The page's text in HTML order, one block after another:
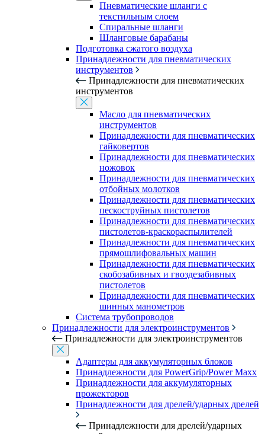
Пневматические шланги с
текстильным слоем
Спиральные шланги
Шланговые барабаны
Подготовка сжатого воздуха
Принадлежности для пневматических
инструментов
Принадлежности для пневматических
инструментов
Масло для пневматических
инструментов
Принадлежности для пневматических
гайковертов
Принадлежности для пневматических
ножовок
Принадлежности для пневматических
отбойных молотков
Принадлежности для пневматических
пескоструйных пистолетов
Принадлежности для пневматических
пистолетов-краскораспылителей
Принадлежности для пневматических
прямошлифовальных машин
Принадлежности для пневматических
скобозабивных и гвоздезабивных
пистолетов
Принадлежности для пневматических
шинных манометров
Система трубопроводов
Принадлежности для электроинструментов
Принадлежности для электроинструментов
Адаптеры для аккумуляторных блоков
Принадлежности для PowerGrip/Power Maxx
Принадлежности для аккумуляторных
прожекторов
Принадлежности для дрелей/ударных дрелей
Принадлежности для дрелей/ударных